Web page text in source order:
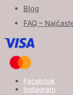
Blog
FAQ –
Facebook
Instagram